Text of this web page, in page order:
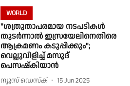
WORLD
"ശത്രുതാപരമായ നടപടികൾ
തുടർന്നാൽ ഇസ്രയേലിനെതിരെ
ആക്രമണം കടുപ്പിക്കും";
വെല്ലുവിളിച്ച് മസൂദ്
പെസഷ്കിയാൻ
ന്യൂസ് ഡെസ്ക്
15 Jun 2025